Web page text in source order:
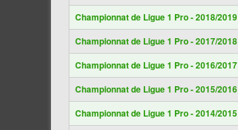
Championnat de Ligue 1 Pro - 2018/2019
Championnat de Ligue 1 Pro - 2017/2018
Championnat de Ligue 1 Pro - 2016/2017
Championnat de Ligue 1 Pro - 2015/2016
Championnat de Ligue 1 Pro - 2014/2015